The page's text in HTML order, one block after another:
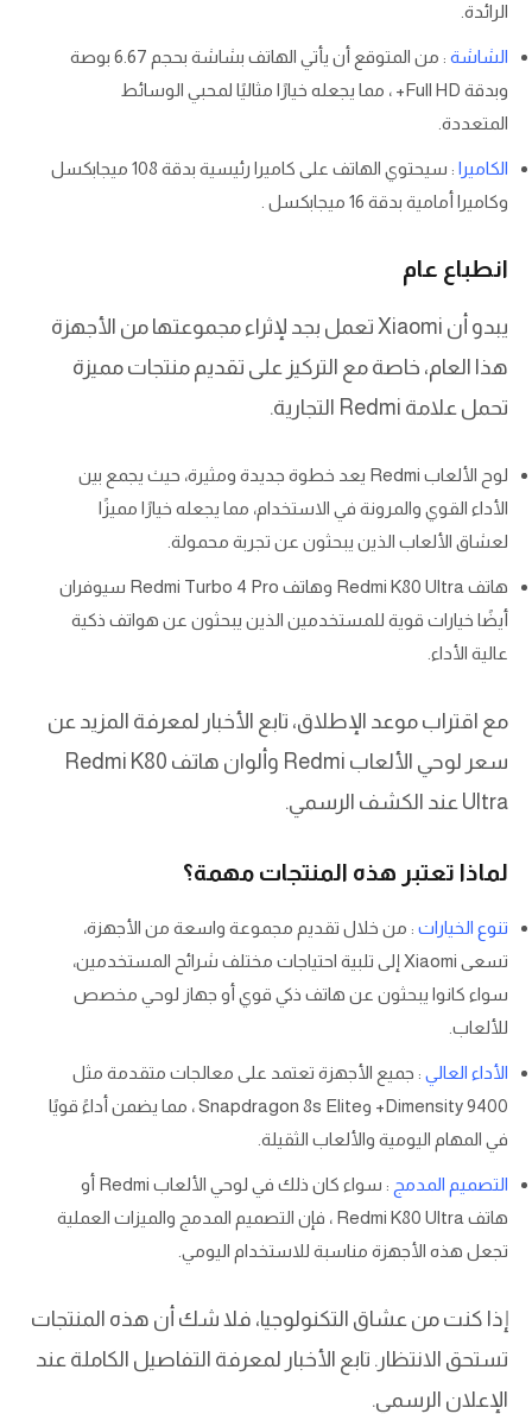
الرائدة.
الشاشة
: من المتوقع أن يأتي الهاتف بشاشة بحجم 6.67 بوصة
وبدقة Full HD+ ، مما يجعله خيارًا مثاليًا لمحبي الوسائط
المتعددة.
الكاميرا
: سيحتوي الهاتف على كاميرا رئيسية بدقة 108 ميجابكسل
وكاميرا أمامية بدقة 16 ميجابكسل .
انطباع عام
يبدو أن Xiaomi تعمل بجد لإثراء مجموعتها من الأجهزة
هذا العام، خاصة مع التركيز على تقديم منتجات مميزة
تحمل علامة Redmi التجارية.
لوح الألعاب Redmi يعد خطوة جديدة ومثيرة، حيث يجمع بين
الأداء القوي والمرونة في الاستخدام، مما يجعله خيارًا مميزًا
لعشاق الألعاب الذين يبحثون عن تجربة محمولة.
هاتف Redmi K80 Ultra وهاتف Redmi Turbo 4 Pro سيوفران
أيضًا خيارات قوية للمستخدمين الذين يبحثون عن هواتف ذكية
عالية الأداء.
مع اقتراب موعد الإطلاق، تابع الأخبار لمعرفة المزيد عن
سعر لوحي الألعاب Redmi وألوان هاتف Redmi K80
Ultra عند الكشف الرسمي.
لماذا تعتبر هذه المنتجات مهمة؟
تنوع الخيارات : من خلال تقديم مجموعة واسعة من الأجهزة،
تسعى Xiaomi إلى تلبية احتياجات مختلف شرائح المستخدمين،
سواء كانوا يبحثون عن هاتف ذكي قوي أو جهاز لوحي مخصص
للألعاب.
الأداء العالي : جميع الأجهزة تعتمد على معالجات متقدمة مثل
Dimensity 9400+ وSnapdragon 8s Elite ، مما يضمن أداءً قويًا
في المهام اليومية والألعاب الثقيلة.
التصميم المدمج
: سواء كان ذلك في لوحي الألعاب Redmi أو
هاتف Redmi K80 Ultra ، فإن التصميم المدمج والميزات العملية
تجعل هذه الأجهزة مناسبة للاستخدام اليومي.
إذا كنت من عشاق التكنولوجيا، فلا شك أن هذه المنتجات
تستحق الانتظار. تابع الأخبار لمعرفة التفاصيل الكاملة عند
الإعلان الرسمي.